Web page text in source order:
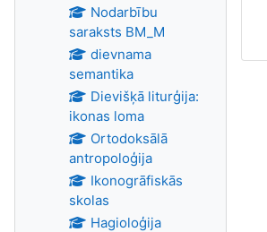
Nodarbību
saraksts BM_M
dievnama
semantika
Dievišķā liturģija:
ikonas loma
Ortodoksālā
antropoloģija
Ikonogrāfiskās
skolas
Hagioloģija